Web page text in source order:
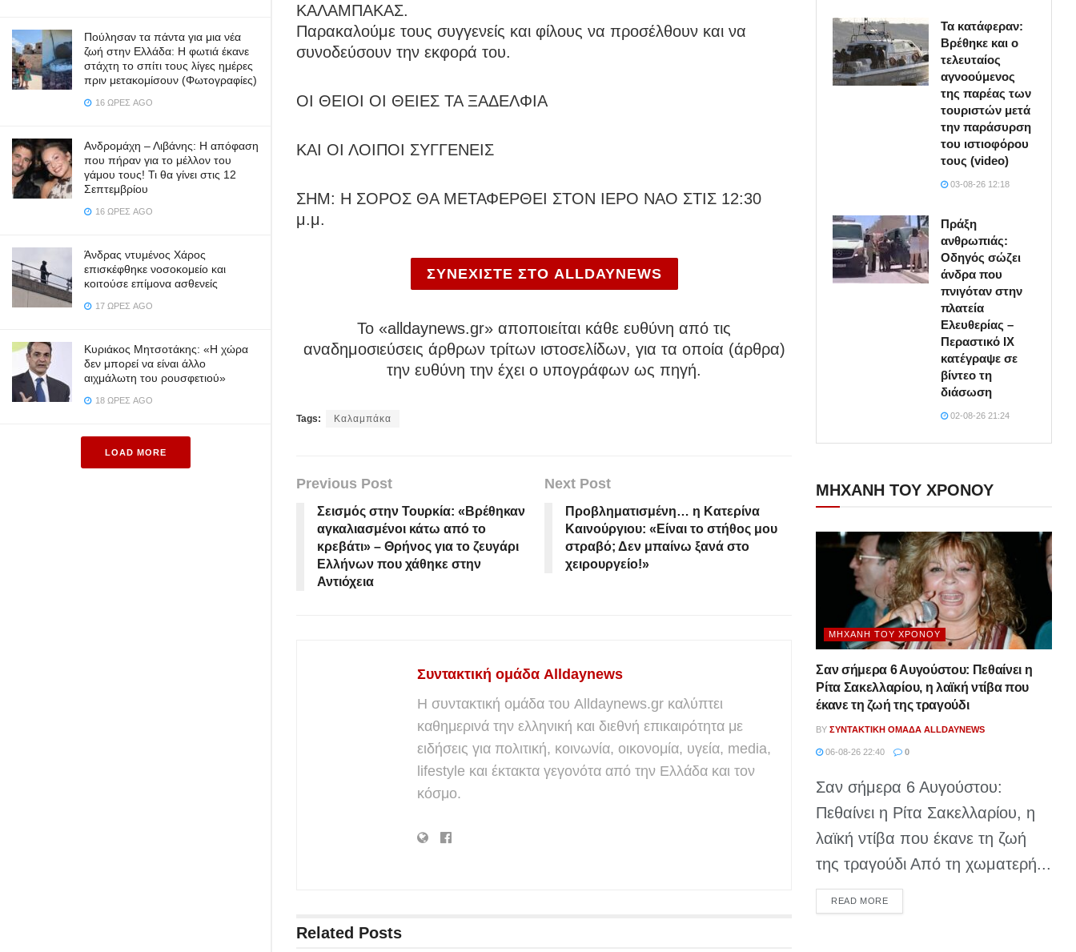
Πούλησαν τα πάντα για μια νέα
ζωή στην Ελλάδα: Η φωτιά έκανε
στάχτη το σπίτι τους λίγες ημέρες
πριν μετακομίσουν (Φωτογραφίες)
16 ΏΡΕΣ AGO
Ανδρομάχη – Λιβάνης: Η απόφαση
που πήραν για το μέλλον του
γάμου τους! Τι θα γίνει στις 12
Σεπτεμβρίου
16 ΏΡΕΣ AGO
Άνδρας ντυμένος Χάρος
επισκέφθηκε νοσοκομείο και
κοιτούσε επίμονα ασθενείς
17 ΏΡΕΣ AGO
Κυριάκος Μητσοτάκης: «Η χώρα
δεν μπορεί να είναι άλλο
αιχμάλωτη του ρουσφετιού»
18 ΏΡΕΣ AGO
LOAD MORE
ΚΑΛΑΜΠΑΚΑΣ.
Παρακαλούμε τους συγγενείς και φίλους να προσέλθουν και να
συνοδεύσουν την εκφορά του.
ΟΙ ΘΕΙΟΙ ΟΙ ΘΕΙΕΣ ΤΑ ΞΑΔΕΛΦΙΑ
ΚΑΙ ΟΙ ΛΟΙΠΟΙ ΣΥΓΓΕΝΕΙΣ
ΣΗΜ: Η ΣΟΡΟΣ ΘΑ ΜΕΤΑΦΕΡΘΕΙ ΣΤΟΝ ΙΕΡΟ ΝΑΟ ΣΤΙΣ 12:30
μ.μ.
ΣΥΝΕΧΙΣΤΕ ΣΤΟ ALLDAYNEWS
To «alldaynews.gr» αποποιείται κάθε ευθύνη από τις
αναδημοσιεύσεις άρθρων τρίτων ιστοσελίδων, για τα οποία (άρθρα)
την ευθύνη την έχει ο υπογράφων ως πηγή.
Tags: Καλαμπάκα
Previous Post
Σεισμός στην Τουρκία: «Βρέθηκαν
αγκαλιασμένοι κάτω από το
κρεβάτι» – Θρήνος για το ζευγάρι
Ελλήνων που χάθηκε στην
Αντιόχεια
Next Post
Προβληματισμένη… η Κατερίνα
Καινούργιου: «Είναι το στήθoς μου
στραβό; Δεν μπαίνω ξανά στο
χειρουργείο!»
Συντακτική ομάδα Alldaynews
Η συντακτική ομάδα του Alldaynews.gr καλύπτει
καθημερινά την ελληνική και διεθνή επικαιρότητα με
ειδήσεις για πολιτική, κοινωνία, οικονομία, υγεία, media,
lifestyle και έκτακτα γεγονότα από την Ελλάδα και τον
κόσμο.
Related Posts
Τα κατάφεραν:
Βρέθηκε και ο
τελευταίος
αγνοούμενος
της παρέας των
τουριστών μετά
την παράσυρση
του ιστιοφόρου
τους (video)
03-08-26 12:18
Πράξη
ανθρωπιάς:
Οδηγός σώζει
άνδρα που
πνιγόταν στην
πλατεία
Ελευθερίας –
Περαστικό ΙΧ
κατέγραψε σε
βίντεο τη
διάσωση
02-08-26 21:24
ΜΗΧΑΝΗ ΤΟΥ ΧΡΟΝΟΥ
ΜΗΧΑΝΉ ΤΟΥ ΧΡΌΝΟΥ
Σαν σήμερα 6 Αυγούστου: Πεθαίνει η
Ρίτα Σακελλαρίου, η λαϊκή ντίβα που
έκανε τη ζωή της τραγούδι
BY ΣΥΝΤΑΚΤΙΚΉ ΟΜΆΔΑ ALLDAYNEWS
06-08-26 22:40 0
Σαν σήμερα 6 Αυγούστου:
Πεθαίνει η Ρίτα Σακελλαρίου, η
λαϊκή ντίβα που έκανε τη ζωή
της τραγούδι Από τη χωματερή...
READ MOREDETAILS